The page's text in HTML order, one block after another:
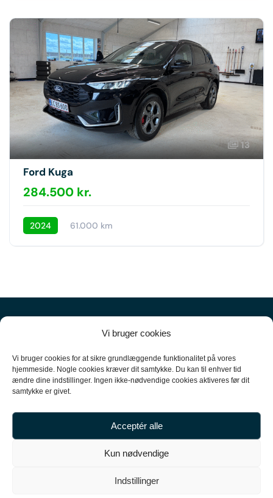
Vi bruger cookies
Vi bruger cookies for at sikre grundlæggende funktionalitet på vores
hjemmeside. Nogle cookies kræver dit samtykke. Du kan til enhver tid
ændre dine indstillinger. Ingen ikke-nødvendige cookies aktiveres før dit
samtykke er givet.
Acceptér alle
Kun nødvendige
Indstillinger
13
Ford Kuga
284.500 kr.
2024 61.000 km
+45 61 10 52 10
hello@carpal.dk
Tonsbakken 16